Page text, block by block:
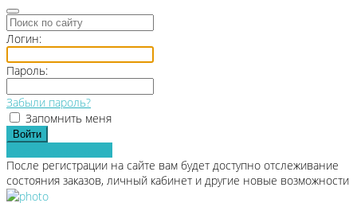
Логин:
Пароль:
Забыли пароль?
Запомнить меня
После регистрации на сайте вам будет доступно отслеживание
состояния заказов, личный кабинет и другие новые возможности